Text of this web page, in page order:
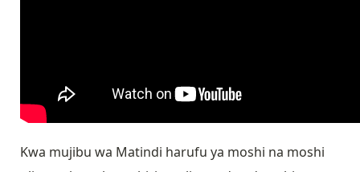
Kwa mujibu wa Matindi harufu ya moshi na moshi